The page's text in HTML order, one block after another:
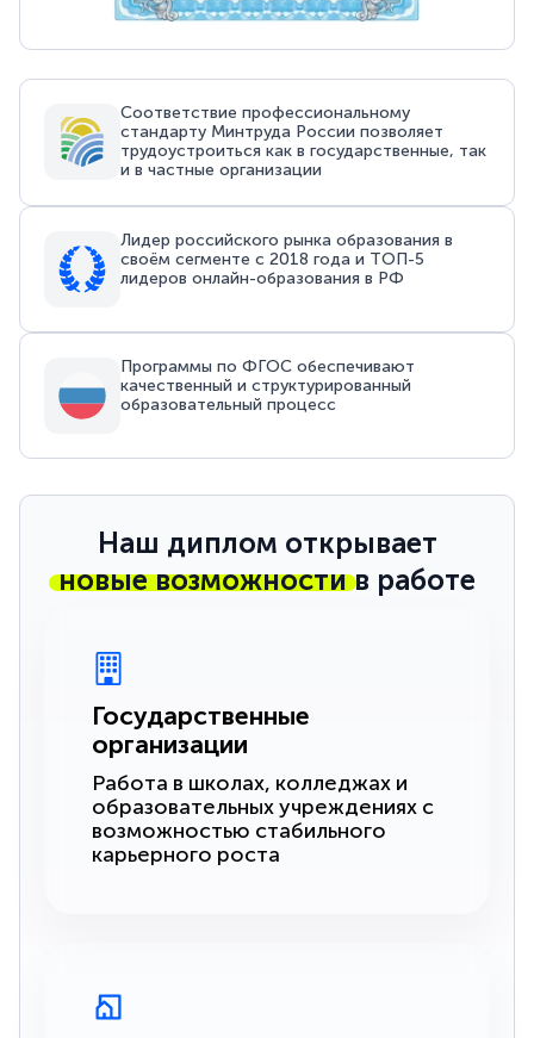
Соответствие профессиональному
стандарту Минтруда России позволяет
трудоустроиться как в государственные, так
и в частные организации
Лидер российского рынка образования в
своём сегменте с 2018 года и ТОП-5
лидеров онлайн-образования в РФ
Программы по ФГОС обеспечивают
качественный и структурированный
образовательный процесс
Наш диплом открывает
новые возможностив работе
Государственные
организации
Работа в школах, колледжах и
образовательных учреждениях с
возможностью стабильного
карьерного роста